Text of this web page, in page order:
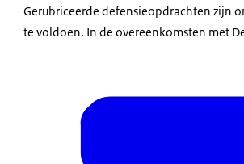
Gerubriceerde defensieopdrachten zijn
te voldoen. In de overeenkomsten met